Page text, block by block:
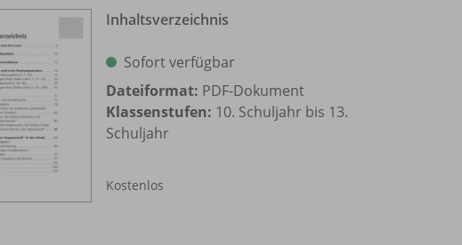
Inhaltsverzeichnis
Sofort verfügbar
Dateiformat: PDF-Dokument
Klassenstufen: 10. Schuljahr bis 13.
Schuljahr
Kostenlos